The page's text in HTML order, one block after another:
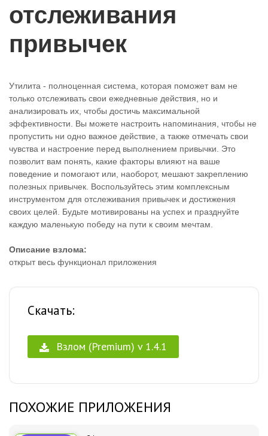
отслеживания
привычек
Утилита - полноценная система, которая поможет вам не
только отслеживать свои ежедневные действия, но и
анализировать их, чтобы достичь максимальной
эффективности. Вы можете настроить напоминания, чтобы не
пропустить ни одно важное действие, а также отмечать свои
чувства и настроение перед выполнением привычки. Это
позволит вам понять, какие факторы влияют на ваше
поведение и помогают или, наоборот, мешают закреплению
полезных привычек. Воспользуйтесь этим комплексным
инструментом для отслеживания привычек и достижения
своих целей. Будьте мотивированы на успех и празднуйте
каждую маленькую победу на пути к своим мечтам.
Описание взлома:
открыт весь функционал приложения
Скачать:
Взлом (Premium) v 1.4.1
ПОХОЖИЕ ПРИЛОЖЕНИЯ